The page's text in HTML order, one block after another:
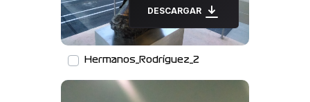
DESCARGAR
Hermanos_Rodríguez_2